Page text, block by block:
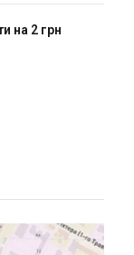
на 2 грн